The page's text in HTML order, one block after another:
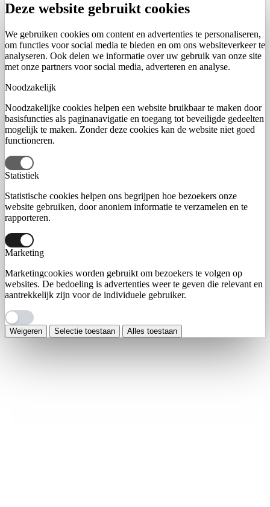
Deze website gebruikt cookies
We gebruiken cookies om content en advertenties te personaliseren,
om functies voor social media te bieden en om ons websiteverkeer te
analyseren. Ook delen we informatie over uw gebruik van onze site
met onze partners voor social media, adverteren en analyse.
Noodzakelijk
Noodzakelijke cookies helpen een website bruikbaar te maken door
basisfuncties als paginanavigatie en toegang tot beveiligde gedeelten
mogelijk te maken. Zonder deze cookies kan de website niet goed
functioneren.
Statistiek
Statistische cookies helpen ons begrijpen hoe bezoekers onze
website gebruiken, door anoniem informatie te verzamelen en te
rapporteren.
Marketing
Marketingcookies worden gebruikt om bezoekers te volgen op
websites. De bedoeling is advertenties weer te geven die relevant en
aantrekkelijk zijn voor de individuele gebruiker.
Weigeren Selectie toestaan Alles toestaan